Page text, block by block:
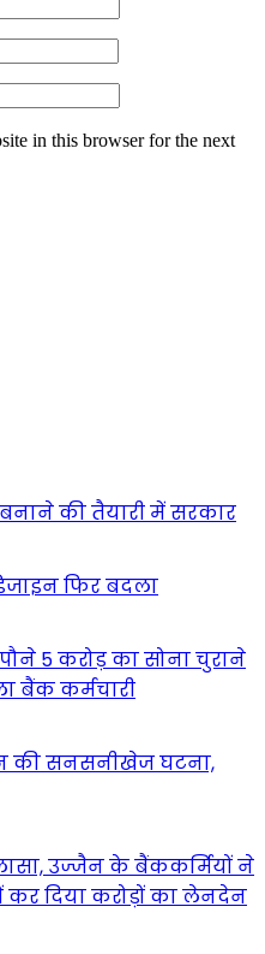
in this browser for the next
की तैयारी में सरकार
फिर बदला
5 करोड़ का सोना चुराने
बैंक कर्मचारी
की सनसनीखेज घटना,
उज्जैन के बैंककर्मियों ने
दिया करोड़ों का लेनदेन